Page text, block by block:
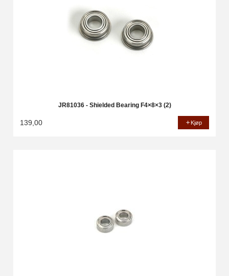
JR81036 - Shielded Bearing F4×8×3 (2)
139,00 Kjøp